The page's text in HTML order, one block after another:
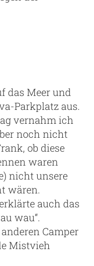
das Meer und
Parkplatz aus.
vernahm ich
noch nicht
ob diese
waren
nicht unsere
wären.
auch das
wau“.
Camper
Mistvieh